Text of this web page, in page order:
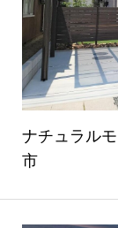
ナチュラル
市